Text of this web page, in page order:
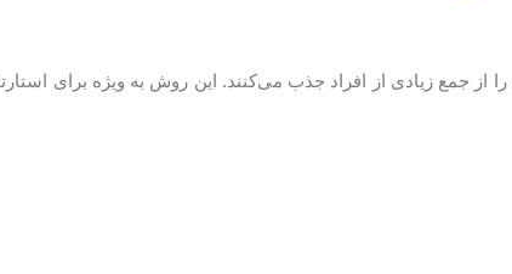
از جمع زیادی از افراد جذب می‌کنند. این روش به ویژه برای